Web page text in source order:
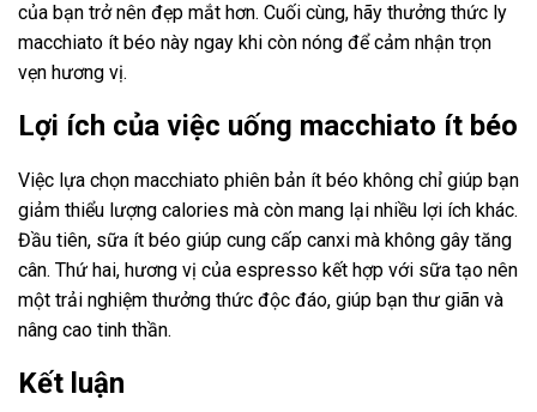
của bạn trở nên đẹp mắt hơn. Cuối cùng, hãy thưởng thức ly
macchiato ít béo này ngay khi còn nóng để cảm nhận trọn
vẹn hương vị.
Lợi ích của việc uống macchiato ít béo
Việc lựa chọn macchiato phiên bản ít béo không chỉ giúp bạn
giảm thiểu lượng calories mà còn mang lại nhiều lợi ích khác.
Đầu tiên, sữa ít béo giúp cung cấp canxi mà không gây tăng
cân. Thứ hai, hương vị của espresso kết hợp với sữa tạo nên
một trải nghiệm thưởng thức độc đáo, giúp bạn thư giãn và
nâng cao tinh thần.
Kết luận